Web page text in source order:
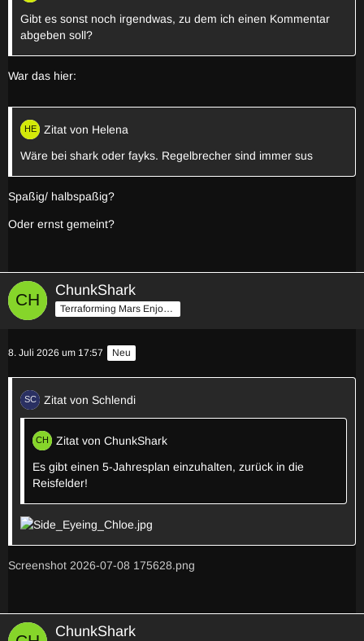
Gibt es sonst noch irgendwas, zu dem ich einen Kommentar
abgeben soll?
War das hier:
Zitat von Helena
Wäre bei shark oder fayks. Regelbrecher sind immer sus
Spaßig/ halbspaßig?
Oder ernst gemeint?
ChunkShark
Terraforming Mars Enjoyer
8. Juli 2026 um 17:57 Neu
Zitat von Schlendi
Zitat von ChunkShark
Es gibt einen 5-Jahresplan einzuhalten, zurück in die
Reisfelder!
Screenshot 2026-07-08 175628.png
ChunkShark